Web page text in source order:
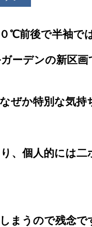
℃前後で半袖で
ーデンの新区
ぜか特別な気持
、個人的には
まうので残念で